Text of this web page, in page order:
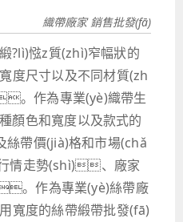
織帶廠家 銷售批發(fā)
?lì)惤z質(zhì)窄幅狀的
度尺寸以及不同材質(zh
。作為專業(yè)織帶生
顏色和寬度以及款式的
帶價(jià)格和市場(chǎ
情走勢(shì)、廠家
。作為專業(yè)絲帶廠
寬度的絲帶緞帶批發(fā)